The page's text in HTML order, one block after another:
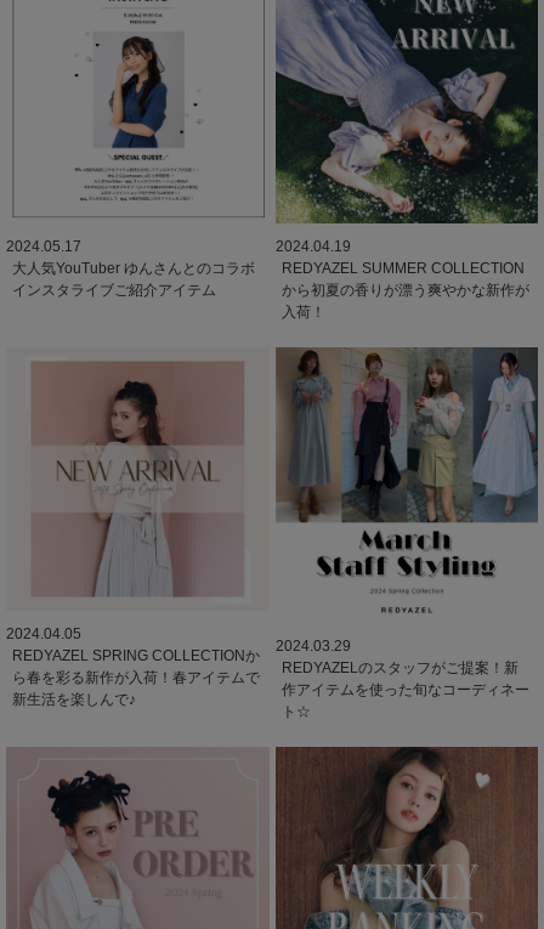
2024.05.17
大人気YouTuber ゆんさんとのコラボ
インスタライブご紹介アイテム
2024.04.19
REDYAZEL SUMMER COLLECTION
から初夏の香りが漂う爽やかな新作が
入荷！
2024.04.05
REDYAZEL SPRING COLLECTIONか
ら春を彩る新作が入荷！春アイテムで
新生活を楽しんで♪
2024.03.29
REDYAZELのスタッフがご提案！新
作アイテムを使った旬なコーディネー
ト☆